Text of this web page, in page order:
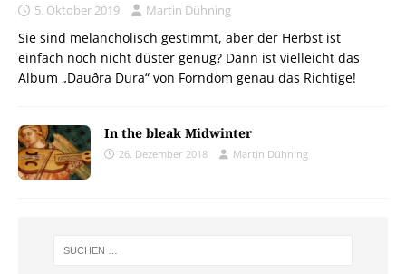
5. Oktober 2019 Martin Dühning
Sie sind melancholisch gestimmt, aber der Herbst ist
einfach noch nicht düster genug? Dann ist vielleicht das
Album „Dauðra Dura“ von Forndom genau das Richtige!
In the bleak Midwinter
26. Dezember 2018 Martin Dühning